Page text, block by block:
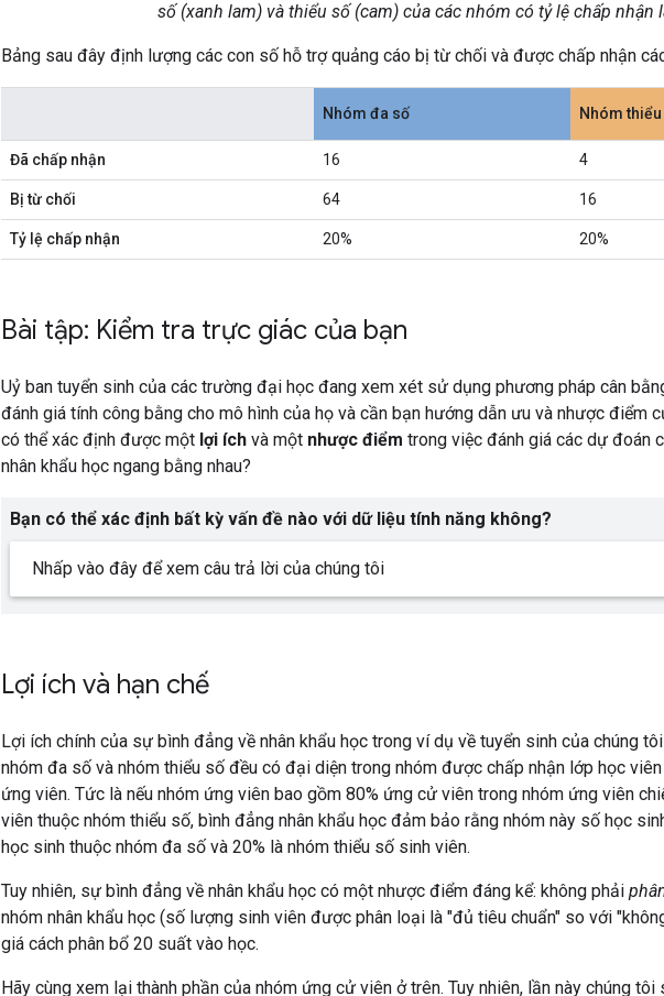
số (xanh lam) và thiểu số (cam) của các nhóm có tỷ lệ chấp nhận
Bảng sau đây định lượng các con số hỗ trợ quảng cáo bị từ chối và được chấp nhận
Nhóm đa số Nhóm
Đã chấp nhận 16 4
Bị từ chối 64 16
Tỷ lệ chấp nhận 20% 20%
Bài tập: Kiểm tra trực giác của bạn
Uỷ ban tuyển sinh của các trường đại học đang xem xét sử dụng phương pháp cân
đánh giá tính công bằng cho mô hình của họ và cần bạn hướng dẫn ưu và nhược điểm
có thể xác định được một lợi ích và một nhược điểm trong việc đánh giá các dự đoán
nhân khẩu học ngang bằng nhau?
Bạn có thể xác định bất kỳ vấn đề nào với dữ liệu tính năng không?
Nhấp vào đây để xem câu trả lời của chúng tôi
Lợi ích và hạn chế
Lợi ích chính của sự bình đẳng về nhân khẩu học trong ví dụ về tuyển sinh của chúng
nhóm đa số và nhóm thiểu số đều có đại diện trong nhóm được chấp nhận lớp học
ứng viên. Tức là nếu nhóm ứng viên bao gồm 80% ứng cử viên trong nhóm ứng viên
viên thuộc nhóm thiểu số, bình đẳng nhân khẩu học đảm bảo rằng nhóm này số học
học sinh thuộc nhóm đa số và 20% là nhóm thiểu số sinh viên.
Tuy nhiên, sự bình đẳng về nhân khẩu học có một nhược điểm đáng kể: không phải
nhóm nhân khẩu học (số lượng sinh viên được phân loại là "đủ tiêu chuẩn" so với
giá cách phân bổ 20 suất vào học.
Hãy cùng xem lại thành phần của nhóm ứng cử viên ở trên. Tuy nhiên, lần này chúng